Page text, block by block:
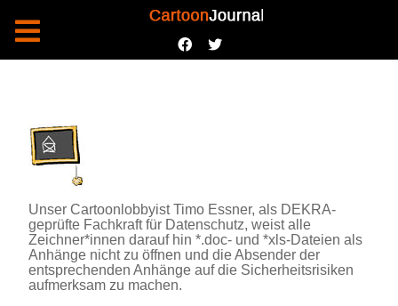
Unser Cartoonlobbyist Timo Essner, als DEKRA-
geprüfte Fachkraft für Datenschutz, weist alle
Zeichner*innen darauf hin *.doc- und *xls-Dateien als
Anhänge nicht zu öffnen und die Absender der
entsprechenden Anhänge auf die Sicherheitsrisiken
aufmerksam zu machen.